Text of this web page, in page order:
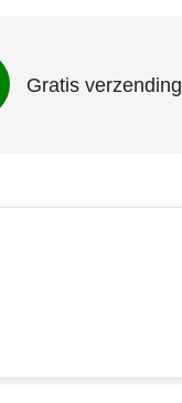
Gratis verzending